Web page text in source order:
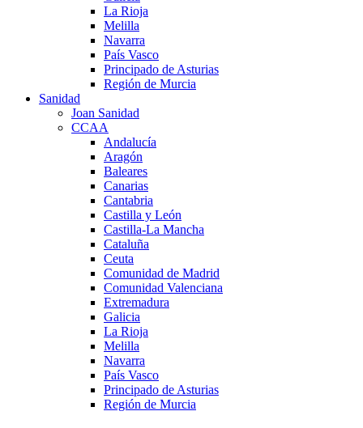
La Rioja
Melilla
Navarra
País Vasco
Principado de Asturias
Región de Murcia
Sanidad
Joan Sanidad
CCAA
Andalucía
Aragón
Baleares
Canarias
Cantabria
Castilla y León
Castilla-La Mancha
Cataluña
Ceuta
Comunidad de Madrid
Comunidad Valenciana
Extremadura
Galicia
La Rioja
Melilla
Navarra
País Vasco
Principado de Asturias
Región de Murcia